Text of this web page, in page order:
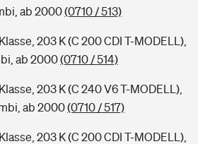
ab 2000(0710 / 513)
203 K (C 200 CDI T-MODELL),
ab 2000(0710 / 514)
203 K (C 240 V6 T-MODELL),
ab 2000(0710 / 517)
203 K (C 200 CDI T-MODELL),